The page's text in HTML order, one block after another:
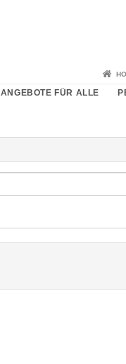
ANGEBOTE FÜR ALLE